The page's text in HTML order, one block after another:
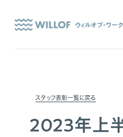
スタッフ表彰一覧に戻る
2023年上半